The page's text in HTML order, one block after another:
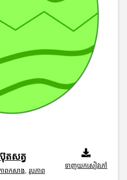
តសត្វ
ាពកសាង
រូបភាព
ទាញយកសៀវភៅ